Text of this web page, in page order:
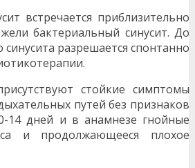
встречается приблизительно
бактериальный синусит. До
синусита разрешается спонтанно
стойкие симптомы
путей без признаков
14 дней и в анамнезе гнойные
и продолжающееся плохое